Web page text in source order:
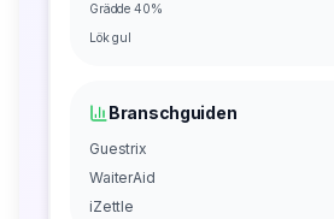
Grädde 40%
Lök gul
Branschguiden
Guestrix
WaiterAid
iZettle